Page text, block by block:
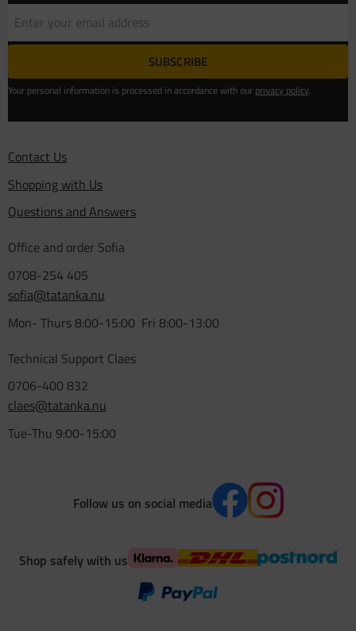
SUBSCRIBE
Your personal information is processed in accordance with our privacy policy.
Contact Us
Shopping with Us
Questions and Answers
Office and order Sofia
0708-254 405
sofia@tatanka.nu
Mon- Thurs 8:00-15:00 Fri 8:00-13:00
Technical Support Claes
0706-400 832
claes@tatanka.nu
Tue-Thu 9:00-15:00
Follow us on social media
Shop safely with us